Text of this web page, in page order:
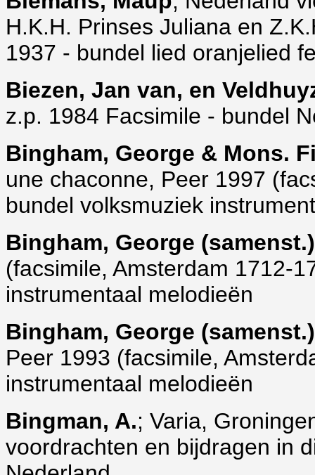
H.K.H. Prinses Juliana en
1937 - bundel lied oranjelied
Biezen, Jan van, en
z.p. 1984 Facsimile - bundel
Bingham, George & Mons.
une chaconne, Peer 1997
bundel volksmuziek
Bingham, George (samenst.)
(facsimile, Amsterdam 1712-
instrumentaal melodieën
Bingham, George (samenst.)
Peer 1993 (facsimile,
instrumentaal melodieën
Bingman, A.; Varia,
voordrachten en bijdragen in